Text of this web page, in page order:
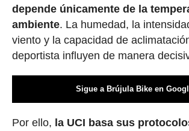
depende únicamente de la
ambiente. La humedad, la
viento y la capacidad de
deportista influyen de manera
Sigue a Brújula Bike en
Por ello, la UCI basa sus